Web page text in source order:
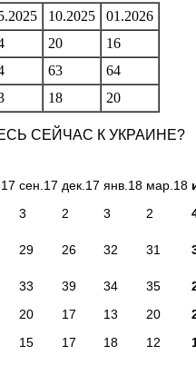
10.2025
01.2026
20
16
63
64
18 20
СЕЙЧАС К УКРАИНЕ?
сен.17 дек.17 янв.18 мар.18
3 2 3 2
29 26 32 31
33 39 34 35
20 17 13 20
15 17 18 12